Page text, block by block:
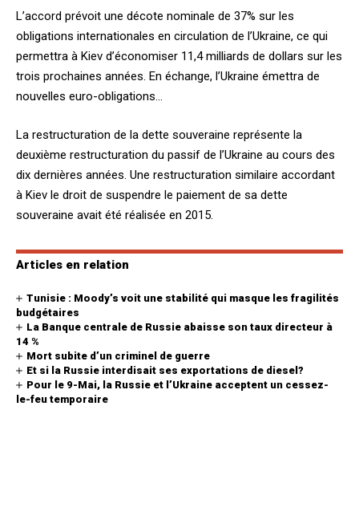
L’accord prévoit une décote nominale de 37% sur les
obligations internationales en circulation de l’Ukraine, ce qui
permettra à Kiev d’économiser 11,4 milliards de dollars sur les
trois prochaines années. En échange, l’Ukraine émettra de
nouvelles euro-obligations…
La restructuration de la dette souveraine représente la
deuxième restructuration du passif de l’Ukraine au cours des
dix dernières années. Une restructuration similaire accordant
à Kiev le droit de suspendre le paiement de sa dette
souveraine avait été réalisée en 2015.
Articles en relation
Tunisie : Moody’s voit une stabilité qui masque les fragilités
budgétaires
La Banque centrale de Russie abaisse son taux directeur à
14 %
Mort subite d’un criminel de guerre
Et si la Russie interdisait ses exportations de diesel?
Pour le 9-Mai, la Russie et l’Ukraine acceptent un cessez-
le-feu temporaire